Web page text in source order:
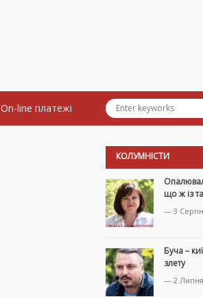
On-line платежі
КОЛУМНІСТИ
що ж із
— 3
Буча –
злету
— 2